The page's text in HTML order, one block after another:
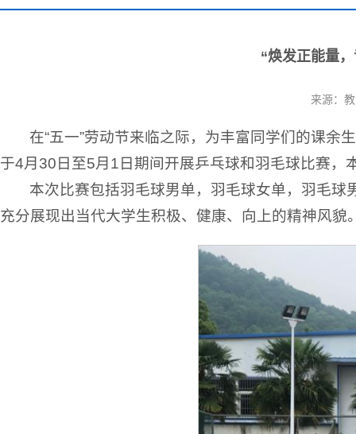
“焕发正能量
来源：
在“五一”劳动节来临之际，为丰富同学们的课
于4月30日至5月1日期间开展乒乓球和羽毛球比赛，
本次比赛包括羽毛球男单，羽毛球女单，羽毛
充分展现出当代大学生积极、健康、向上的精神风